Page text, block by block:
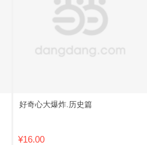
好奇心大爆炸.历史篇
¥16.00